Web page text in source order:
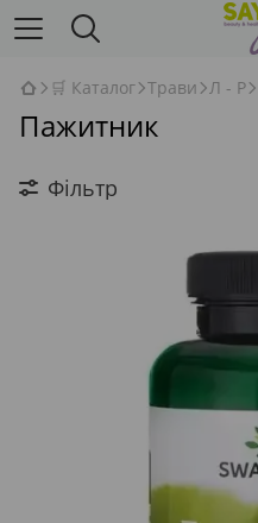
🛒 Каталог Трави Л - Р
Пажитник
Фільтр